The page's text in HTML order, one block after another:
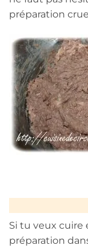
préparation
Si tu veux cuire
préparation